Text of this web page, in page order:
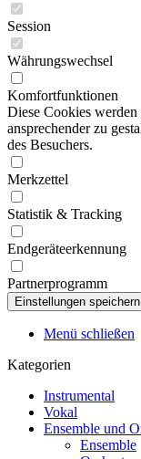
Session
Währungswechsel
Komfortfunktionen
Diese Cookies
ansprechender zu
des Besuchers.
Merkzettel
Statistik & Tracking
Endgeräteerkennung
Partnerprogramm
Menü schließen
Kategorien
Instrumental
Vokal
Ensemble und
Ensemble